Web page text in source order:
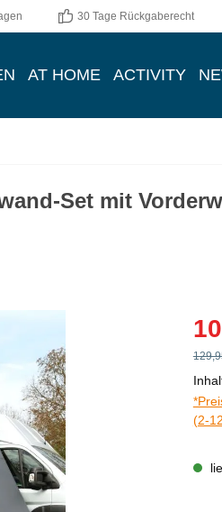
30 Tage Rückgaberecht
AT HOME ACTIVITY
Set mit
(2-